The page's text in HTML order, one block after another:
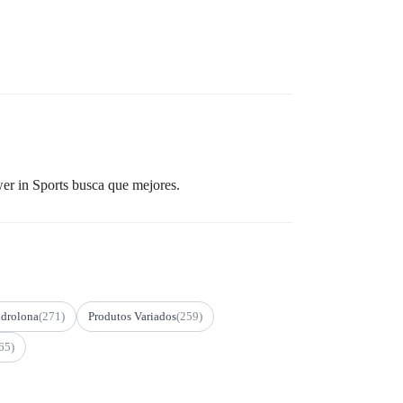
in Sports busca que mejores.
(271) Produtos Variados(259)